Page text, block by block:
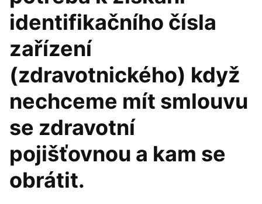
identifikačního čísla
zařízení
(zdravotnického) když
nechceme mít smlouvu
se zdravotní
pojišťovnou a kam se
obrátit.